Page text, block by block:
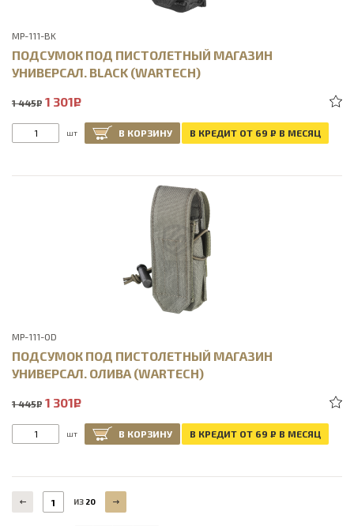
MP-111-BK
ПОДСУМОК ПОД ПИСТОЛЕТНЫЙ МАГАЗИН
УНИВЕРСАЛ. BLACK (WARTECH)
1 445Р 1 301Р
шт В КОРЗИНУ В КРЕДИТ ОТ 69 Р В МЕСЯЦ
MP-111-OD
ПОДСУМОК ПОД ПИСТОЛЕТНЫЙ МАГАЗИН
УНИВЕРСАЛ. ОЛИВА (WARTECH)
1 445Р 1 301Р
шт В КОРЗИНУ В КРЕДИТ ОТ 69 Р В МЕСЯЦ
1 ИЗ 20